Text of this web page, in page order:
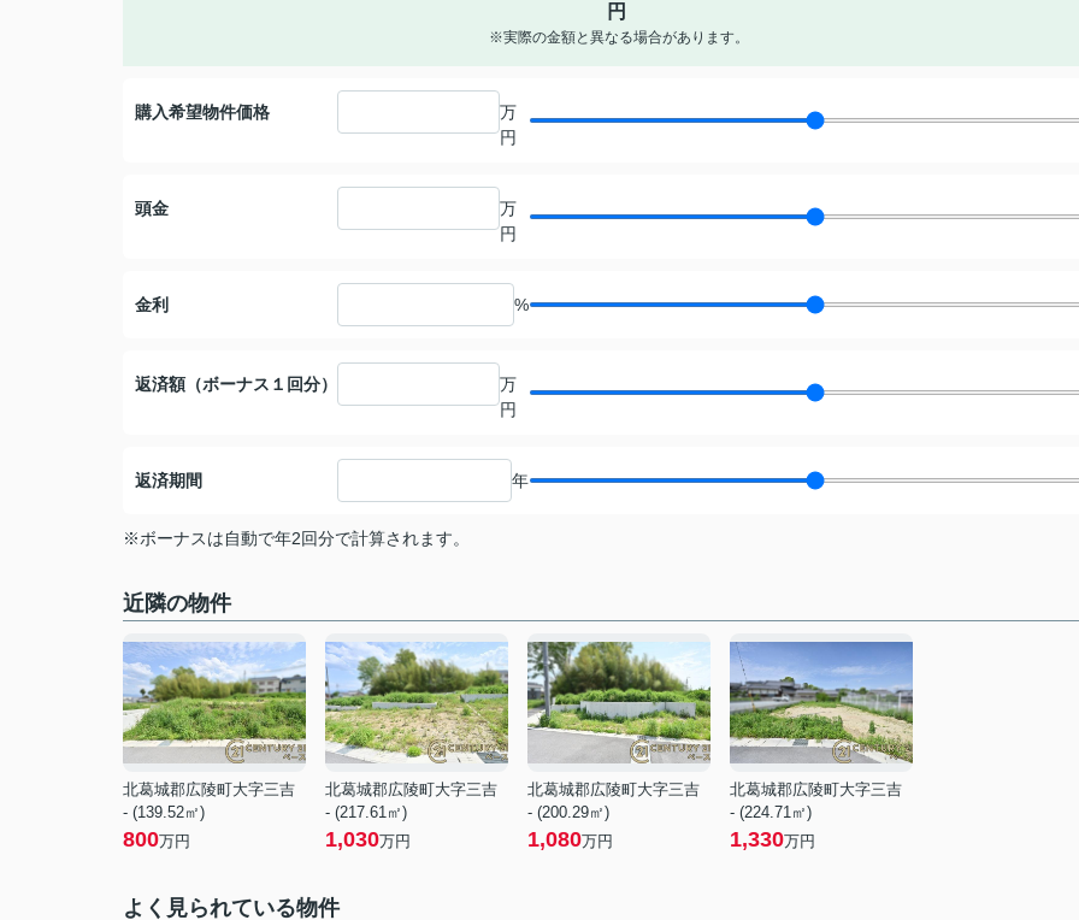
円
※実際の金額と異なる場合があります。
購入希望物件価格
万
円
頭金
万
円
金利 %
返済額（ボーナス１回分）
万
円
返済期間 年
※ボーナスは自動で年2回分で計算されます。
近隣の物件
北葛城郡広陵町大字三吉
- (139.52㎡)
800万円
北葛城郡広陵町大字三吉
- (217.61㎡)
1,030万円
北葛城郡広陵町大字三吉
- (200.29㎡)
1,080万円
北葛城郡広陵町大字三吉
- (224.71㎡)
1,330万円
よく見られている物件